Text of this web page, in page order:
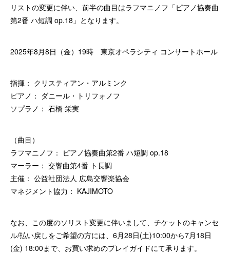
リストの変更に伴い、前半の曲目はラフマニノフ「ピアノ協奏曲
第2番 ハ短調 op.18」となります。
2025年8月8日（金）19時 東京オペラシティ コンサートホール
指揮： クリスティアン・アルミンク
ピアノ： ダニール・トリフォノフ
ソプラノ： 石橋 栄実
（曲目）
ラフマニノフ： ピアノ協奏曲第2番 ハ短調 op.18
マーラー： 交響曲第4番 ト長調
主催： 公益社団法人 広島交響楽協会
マネジメント協力： KAJIMOTO
なお、この度のソリスト変更に伴いまして、チケットのキャンセ
ル/払い戻しをご希望の方には、6月28日(土)10:00から7月18日
(金) 18:00まで、お買い求めのプレイガイドにて承ります。